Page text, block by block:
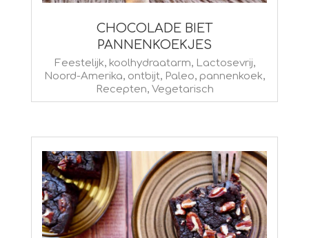
CHOCOLADE BIET
PANNENKOEKJES
2023-
02-
Feestelijk, koolhydraatarm, Lactosevrij,
Noord-Amerika, ontbijt, Paleo, pannenkoek,
Recepten, Vegetarisch